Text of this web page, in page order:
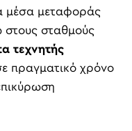
μέσα μεταφοράς
σταθμούς
τεχνητής
πραγματικό χρόνο